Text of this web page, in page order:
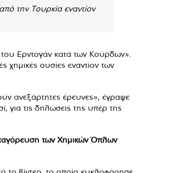
την Τουρκία εναντίον
του Ερντογάν κατά των Κούρδων».
χημικές ουσίες εναντίον των
ανεξάρτητες έρευνες», έγραψε
τις δηλώσεις της υπέρ της
των Χημικών Όπλων